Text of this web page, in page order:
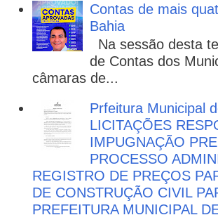
Contas de mais
Bahia
Na sessão desta
de Contas dos
câmaras de...
Prfeitura Municipal
LICITAÇÕES
IMPUGNAÇÃO
PROCESSO
REGISTRO DE PREÇOS
DE CONSTRUÇÃO CIVIL
PREFEITURA MUNICIPAL